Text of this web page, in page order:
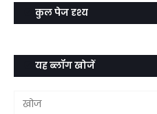
कुल पेज दृश्य
यह ब्लॉग खोजें